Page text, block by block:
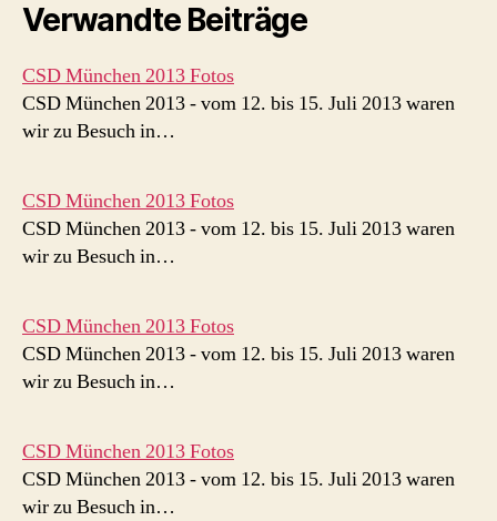
Verwandte Beiträge
CSD München 2013 Fotos
CSD München 2013 - vom 12. bis 15. Juli 2013 waren
wir zu Besuch in…
CSD München 2013 Fotos
CSD München 2013 - vom 12. bis 15. Juli 2013 waren
wir zu Besuch in…
CSD München 2013 Fotos
CSD München 2013 - vom 12. bis 15. Juli 2013 waren
wir zu Besuch in…
CSD München 2013 Fotos
CSD München 2013 - vom 12. bis 15. Juli 2013 waren
wir zu Besuch in…